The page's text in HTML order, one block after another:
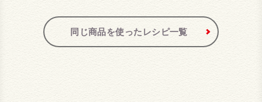
同じ商品を使ったレシピ一覧